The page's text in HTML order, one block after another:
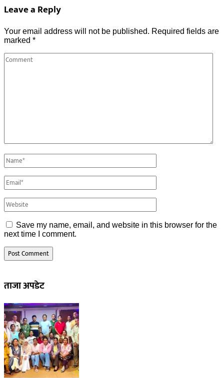
Leave a Reply
Your email address will not be published. Required fields are
marked *
Save my name, email, and website in this browser for the
next time I comment.
ताजा अपडेट